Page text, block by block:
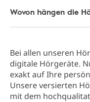
Wovon hängen die
Bei allen unseren
digitale Hörgeräte.
exakt auf Ihre
Unsere versierten
mit dem